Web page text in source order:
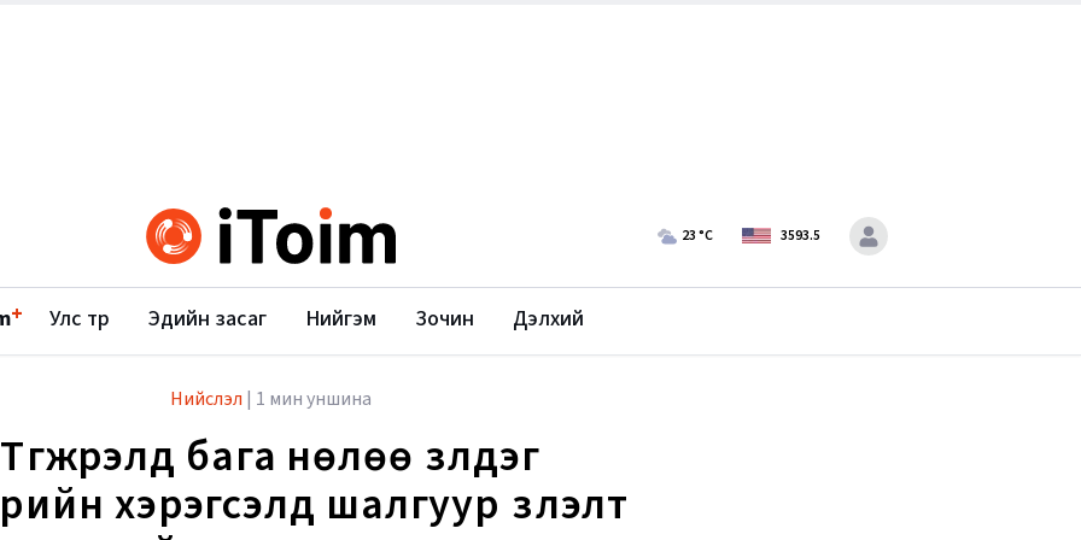
23°C 3593.5
+ Улс төр Эдийн засаг Нийгэм Зочин Дэлхий
Нийслэл | 1 мин уншина
Түгжрэлд бага нөлөө үзүүлдэг
хэрэгсэлд шалгуур үзүүлэлт